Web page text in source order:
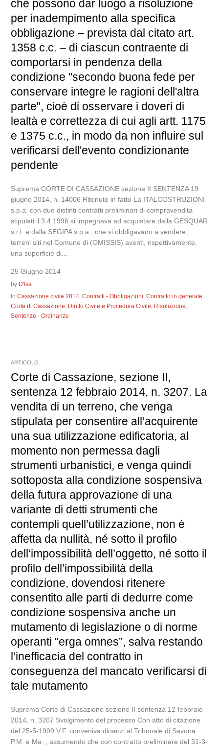
che possono dar luogo a risoluzione
per inadempimento alla specifica
obbligazione – prevista dal citato art.
1358 c.c. – di ciascun contraente di
comportarsi in pendenza della
condizione "secondo buona fede per
conservare integre le ragioni dell'altra
parte", cioè di osservare i doveri di
lealtà e correttezza di cui agli artt. 1175
e 1375 c.c., in modo da non influire sul
verificarsi dell'evento condizionante
pendente
Suprema CORTE DI CASSAZIONE sezione II SENTENZA 19
giugno 2014, n. 14006 Ritenuto in fatto La ITALCOSTRUZIONI
s.p.a. con due distinti contratti preliminari di compravendita
stipulati il 3.4.1996 si impegnava ad acquistare dalla GESQUAR
s.r.l. e dalla SEGIPA s.p.a., che si obbligavano a vendere,
terreni siti nel Comune di (OMISSIS) aventi, rispettivamente,
una superficie di...
25 Giugno 2014
by D'Isa
InCassazione civile 2014,Contratti - Obbligazioni,Contratto in generale,
Corte di Cassazione, Diritto Civile e Procedura Civile, Risoluzione,
Sentenze - Ordinanze
ARTICOLO
Corte di Cassazione, sezione II,
sentenza 12 febbraio 2014, n. 3207. La
vendita di un terreno, che venga
stipulata per consentire all’acquirente
una sua utilizzazione edificatoria, al
momento non permessa dagli
strumenti urbanistici, e venga quindi
sottoposta alla condizione sospensiva
della futura approvazione di una
variante di detti strumenti che
contempli quell’utilizzazione, non è
affetta da nullità, né sotto il profilo
dell’impossibilità dell’oggetto, né sotto il
profilo dell’impossibilità della
condizione, dovendosi ritenere
consentito alle parti di dedurre come
condizione sospensiva anche un
mutamento di legislazione o di norme
operanti “erga omnes”, salva restando
l’inefficacia del contratto in
conseguenza del mancato verificarsi di
tale mutamento
Suprema Corte di Cassazione sezione II sentenza 12 febbraio
2014, n. 3207 Svolgimento del processo Con atto di citazione
del 25-5-1999 V.F. conveniva dinanzi al Tribunale di Savona
P.M. e Ma. , assumendo che con contratto preliminare del 31-3-